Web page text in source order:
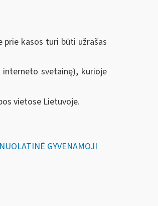
prie kasos turi būti užrašas
svetainę), kurioje
vietose Lietuvoje.
GYVENAMOJI